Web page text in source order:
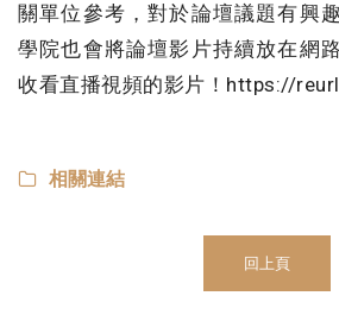
關單位參考，對於論壇議題有興
學院也會將論壇影片持續放在網
收看直播視頻的影片！https://
相關連結
回上頁